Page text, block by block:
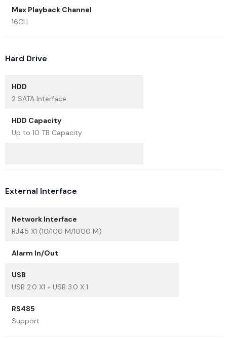
Max Playback Channel
16CH
Hard Drive
HDD
2 SATA Interface
HDD Capacity
Up to 10 TB Capacity
External Interface
Network Interface
RJ45 X1 (10/100 M/1000 M)
Alarm In/Out
USB
USB 2.0 X1 + USB 3.0 X 1
RS485
Support